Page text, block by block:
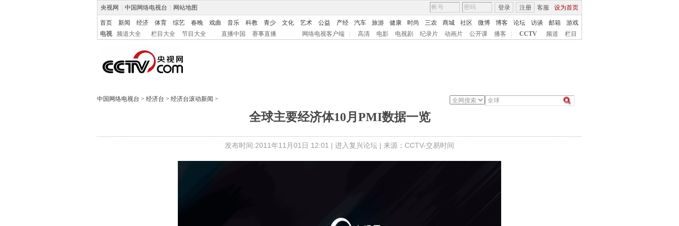
央视网 中国网络电视台 网站地图 客服 设为首页
登录 注册
首页 新闻 经济 体育 综艺 春晚 戏曲 音乐 科教 青少 文化 艺术 公益 产经 汽车 旅游 健康 时尚 三农 商城 社区 微博 博客 论坛 访谈 邮箱
游戏
电视
频道大全 栏目大全 节目大全 直播中国 赛事直播 网络电视客户端 高清 电影 电视剧 纪录片 动画片 公开课 播客 CCTV 频道 栏目
中国网络电视台 > 经济台 > 经济台滚动新闻 >
全球主要经济体10月PMI数据一览
发布时间:2011年11月01日 12:01 | 进入复兴论坛 | 来源：CCTV-交易时间